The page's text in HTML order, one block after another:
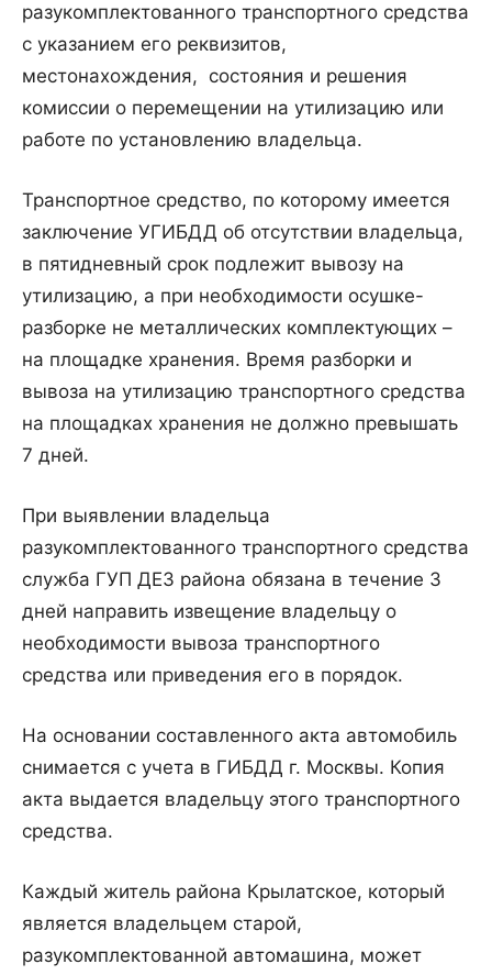
разукомплектованного транспортного средства
с указанием его реквизитов,
местонахождения, состояния и решения
комиссии о перемещении на утилизацию или
работе по установлению владельца.
Транспортное средство, по которому имеется
заключение УГИБДД об отсутствии владельца,
в пятидневный срок подлежит вывозу на
утилизацию, а при необходимости осушке-
разборке не металлических комплектующих –
на площадке хранения. Время разборки и
вывоза на утилизацию транспортного средства
на площадках хранения не должно превышать
7 дней.
При выявлении владельца
разукомплектованного транспортного средства
служба ГУП ДЕЗ района обязана в течение 3
дней направить извещение владельцу о
необходимости вывоза транспортного
средства или приведения его в порядок.
На основании составленного акта автомобиль
снимается с учета в ГИБДД г. Москвы. Копия
акта выдается владельцу этого транспортного
средства.
Каждый житель района Крылатское, который
является владельцем старой,
разукомплектованной автомашина, может